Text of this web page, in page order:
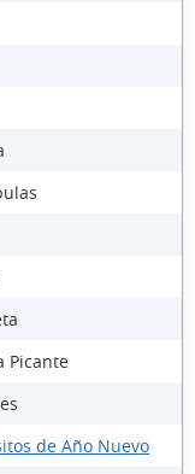
Picante
de Año Nuevo